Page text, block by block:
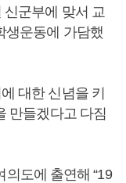
신군부에 맞서 교
생운동에 가담했
대한 신념을 키
만들겠다고 다짐
의도에 출연해 “19